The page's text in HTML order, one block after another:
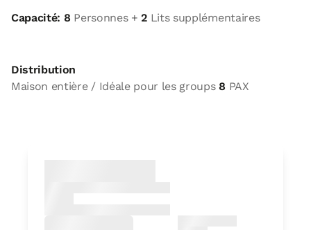
Capacité: 8 Personnes +2 Lits supplémentaires
Distribution
Maison entière / Idéale pour les groups 8 PAX